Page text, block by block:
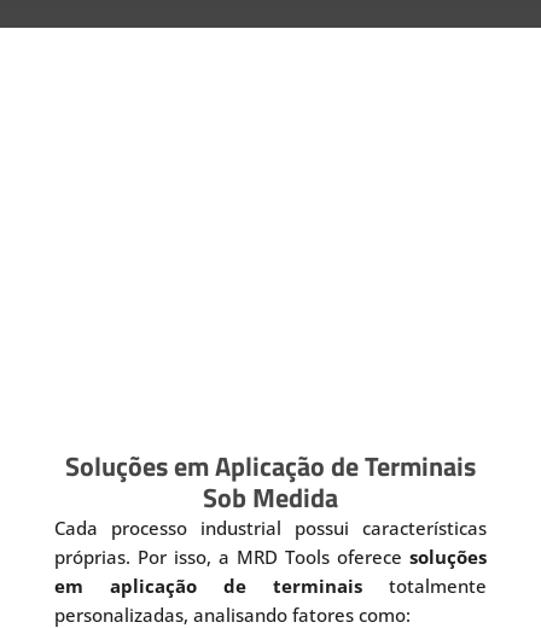
Soluções em Aplicação de Terminais
Sob Medida
Cada processo industrial possui características
próprias. Por isso, a MRD Tools oferecesoluções
em aplicação de terminais totalmente
personalizadas, analisando fatores como: